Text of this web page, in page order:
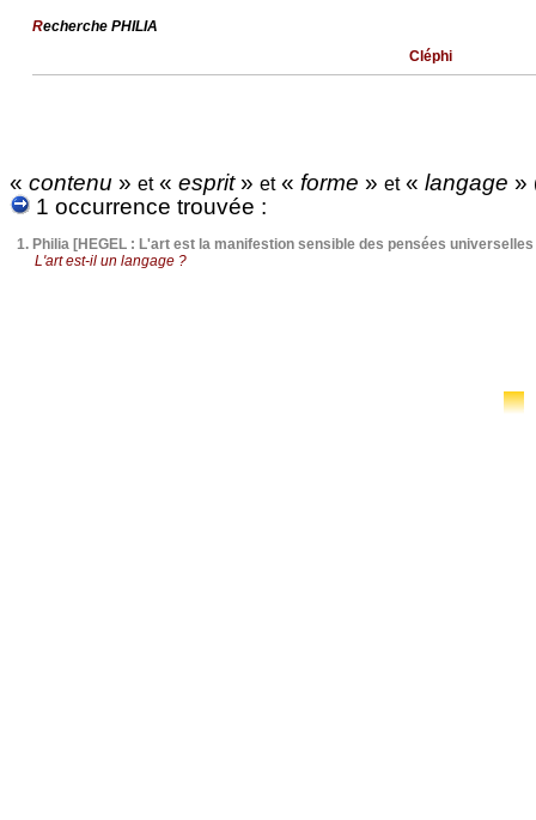
Recherche PHILIA
Cléphi
« contenu » et« esprit» et« forme » et« langage »
1 occurrence trouvée :
1. Philia [HEGEL : L'art est la manifestion sensible des pensées
L'art est-il un langage ?